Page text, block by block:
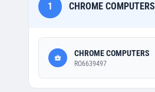
1 CHROME COMPUTERS
CHROME COMPUTERS
RO6639497